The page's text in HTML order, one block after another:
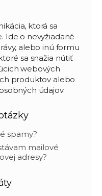
ktorá sa
Ide o nevyžiadané
alebo inú formu
sa snažia nútiť
webových
produktov alebo
údajov.
spamy?
mailové správy
ktoré majú osloviť čo
používateľov. Čím
že sa dostane k
reagovať.
mailové
adresy?
potreba výmeny